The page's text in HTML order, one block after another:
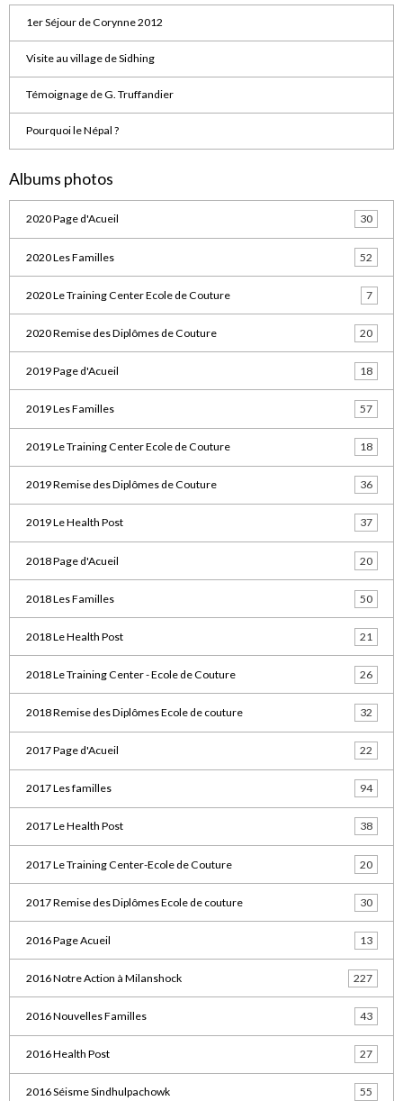
1er Séjour de Corynne 2012
Visite au village de Sidhing
Témoignage de G. Truffandier
Pourquoi le Népal ?
Albums photos
2020 Page d'Acueil 30
2020 Les Familles 52
2020 Le Training Center Ecole de Couture 7
2020 Remise des Diplômes de Couture 20
2019 Page d'Acueil 18
2019 Les Familles 57
2019 Le Training Center Ecole de Couture 18
2019 Remise des Diplômes de Couture 36
2019 Le Health Post 37
2018 Page d'Acueil 20
2018 Les Familles 50
2018 Le Health Post 21
2018 Le Training Center - Ecole de Couture 26
2018 Remise des Diplômes Ecole de couture 32
2017 Page d'Acueil 22
2017 Les familles 94
2017 Le Health Post 38
2017 Le Training Center-Ecole de Couture 20
2017 Remise des Diplômes Ecole de couture 30
2016 Page Acueil 13
2016 Notre Action à Milanshock 227
2016 Nouvelles Familles 43
2016 Health Post 27
2016 Séisme Sindhulpachowk 55